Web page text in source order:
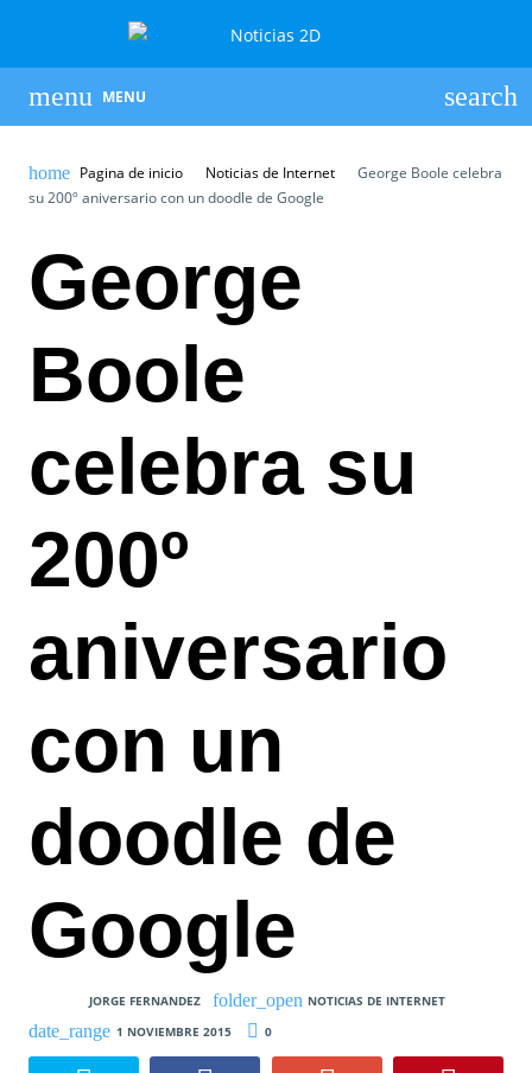
MENU
Pagina de inicio Noticias de Internet
George Boole celebra
su 200º aniversario con un doodle de Google
George
Boole
celebra su
200º
aniversario
con un
doodle de
Google
JORGE FERNANDEZ
NOTICIAS DE INTERNET
1 NOVIEMBRE 2015
0